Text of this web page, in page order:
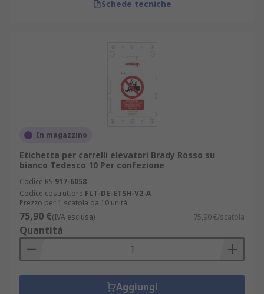
Schede tecniche
In magazzino
Etichetta per carrelli elevatori Brady Rosso su
bianco Tedesco 10 Per confezione
Codice RS 917-6058
Codice costruttore FLT-DE-ETSH-V2-A
Prezzo per 1 scatola da 10 unità
75,90 €(IVA esclusa) 75,90 €/scatola
Quantità
Aggiungi